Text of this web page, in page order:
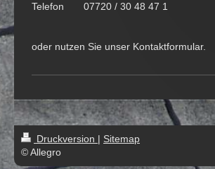
Telefon 07720 / 30 48 47 1
oder nutzen Sie unser Kontaktformular.
Druckversion | Sitemap
© Allegro